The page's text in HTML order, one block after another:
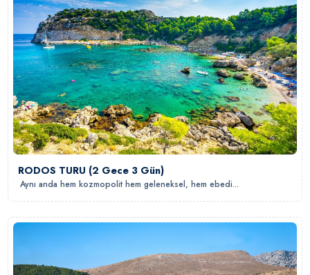
RODOS TURU (2 Gece 3 Gün)
Aynı anda hem kozmopolit hem geleneksel, hem ebedi...